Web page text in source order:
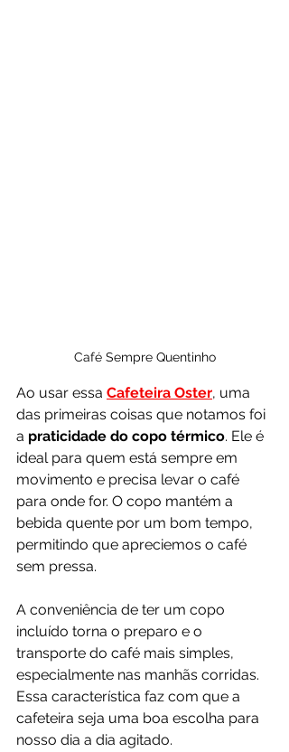
Café Sempre Quentinho
Ao usar essa Cafeteira Oster, uma
das primeiras coisas que notamos foi
a praticidade do copo térmico. Ele é
ideal para quem está sempre em
movimento e precisa levar o café
para onde for. O copo mantém a
bebida quente por um bom tempo,
permitindo que apreciemos o café
sem pressa.
A conveniência de ter um copo
incluído torna o preparo e o
transporte do café mais simples,
especialmente nas manhãs corridas.
Essa característica faz com que a
cafeteira seja uma boa escolha para
nosso dia a dia agitado.